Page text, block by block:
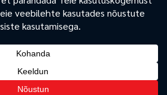
© 2026 Nordictehnika